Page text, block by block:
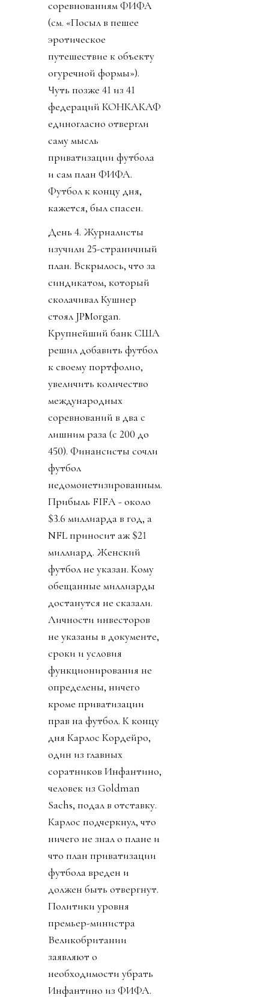
соревнованиям ФИФА
(см. «Посыл в пешее
эротическое
путешествие к объекту
огуречной формы»).
Чуть позже 41 из 41
федераций КОНКАКАФ
единогласно отвергли
саму мысль
приватизации футбола
и сам план ФИФА.
Футбол к концу дня,
кажется, был спасен.
День 4. Журналисты
изучили 25-страничный
план. Вскрылось, что за
синдикатом, который
сколачивал Кушнер
стоял JPMorgan.
Крупнейший банк США
решил добавить футбол
к своему портфолио,
увеличить количество
международных
соревнований в два с
лишним раза (с 200 до
450). Финансисты сочли
футбол
недомонетизированным.
Прибыль FIFA - около
$3.6 миллиарда в год, а
NFL приносит аж $21
миллиард. Женский
футбол не указан. Кому
обещанные миллиарды
достанутся не сказали.
Личности инвесторов
не указаны в документе,
сроки и условия
функционирования не
определены, ничего
кроме приватизации
прав на футбол. К концу
дня Карлос Кордейро,
один из главных
соратников Инфантино,
человек из Goldman
Sachs, подал в отставку.
Карлос подчеркнул, что
ничего не знал о плане и
что план приватизации
футбола вреден и
должен быть отвергнут.
Политики уровня
премьер-министра
Великобритании
заявляют о
необходимости убрать
Инфантино из ФИФА.